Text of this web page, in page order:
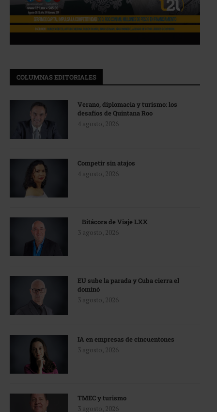
COLUMNAS EDITORIALES
Verano, diplomacia y turismo: los
desafíos de Quintana Roo
4 agosto, 2026
Competir sin atajos
4 agosto, 2026
Bitácora de Viaje LXX
3 agosto, 2026
EU sube la parada y Cuba cierra el
dominó
3 agosto, 2026
IA en empresas de cincuentones
3 agosto, 2026
TMEC y turismo
3 agosto, 2026